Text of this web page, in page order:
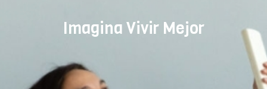
Imagina Vivir Mejor